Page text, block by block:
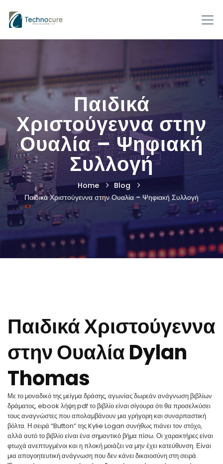
Παιδικά
Χριστούγεννα στην
Ουαλία – Ψηφιακή
Συλλογή
Home
Blog
Παιδικά Χριστούγεννα στην Ουαλία – Ψηφιακή Συλλογή
Παιδικά Χριστούγεννα
στην Ουαλία Dylan
Thomas
Με το μοναδικό της μείγμα δράσης, αγωνίας δωρεάν ανάγνωση βιβλίων
δράματος, ebook λήψη pdf το βιβλίο είναι σίγουρα ότι θα προσελκύσει
τους αναγνώστες που απολαμβάνουν μια γρήγορη και συναρπαστική
βόλτα. Η σειρά “Button” της Kylie Logan συνήθως πιάνει τον στόχο,
αλλά αυτό το βιβλίο είναι ένα σημαντικό βήμα πίσω. Οι χαρακτήρες είναι
φτωχά ανεπτυγμένοι και η πλοκή μοιάζει να μην έχει κατεύθυνση. Είναι
μια απογοητευτική ανάγνωση που δεν κάνει δικαιοσύνη στη σειρά.